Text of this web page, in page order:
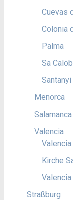
Cuevas
Colonia
Palma
Sa
Santanyi
Menorca
Salamanca
Valencia
Kirche
Straßburg